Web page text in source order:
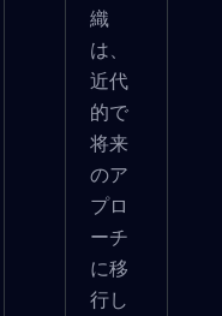
織
は、
近代
的で
将来
のア
プロ
ーチ
に移
行し